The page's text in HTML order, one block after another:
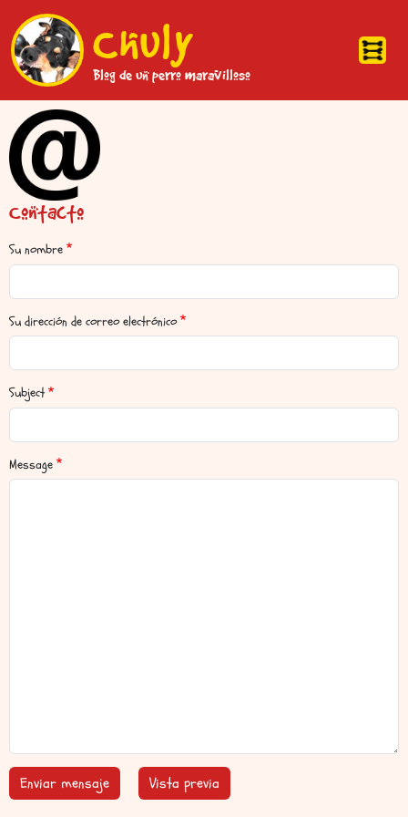
Chuly
Blog de un perro maravilloso
Contacto
Su nombre
Su dirección de correo electrónico
Subject
Message